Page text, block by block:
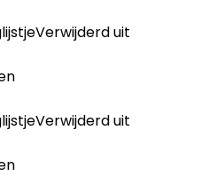
Verwijderd uit
Verwijderd uit